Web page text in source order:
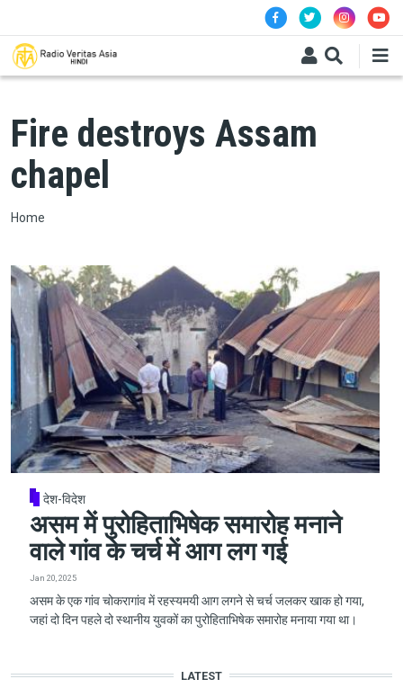
Fire destroys Assam
chapel
Breadcrumb
Home
देश-विदेश
असम में पुरोहिताभिषेक समारोह मनाने
वाले गांव के चर्च में आग लग गई
Jan 20, 2025
असम के एक गांव चोकरागांव में रहस्यमयी आग लगने से चर्च जलकर खाक हो गया,
जहां दो दिन पहले दो स्थानीय युवकों का पुरोहिताभिषेक समारोह मनाया गया था।
LATEST